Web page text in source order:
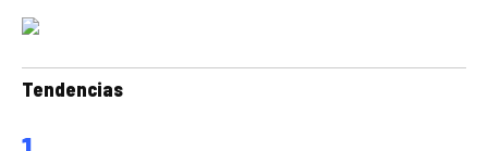
Tendencias